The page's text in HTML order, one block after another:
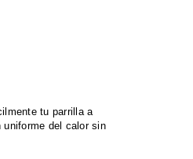
tu parrilla a
uniforme del calor sin